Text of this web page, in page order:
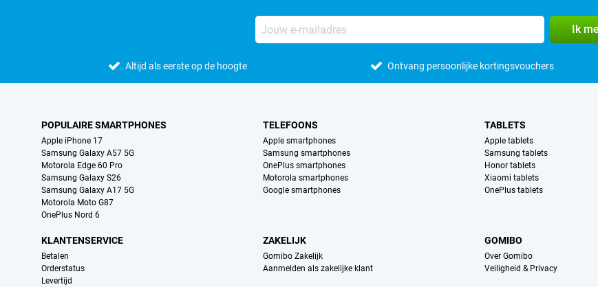
Ik
Altijd als eerste op de hoogte Ontvang persoonlijke kortingsvouchers
POPULAIRE SMARTPHONES
Apple iPhone 17
Samsung Galaxy A57 5G
Motorola Edge 60 Pro
Samsung Galaxy S26
Samsung Galaxy A17 5G
Motorola Moto G87
OnePlus Nord 6
TELEFOONS
Apple smartphones
Samsung smartphones
OnePlus smartphones
Motorola smartphones
Google smartphones
TABLETS
Apple tablets
Samsung tablets
Honor tablets
Xiaomi tablets
OnePlus tablets
KLANTENSERVICE
Betalen
Orderstatus
Levertijd
ZAKELIJK
Gomibo Zakelijk
Aanmelden als zakelijke klant
GOMIBO
Over Gomibo
Veiligheid & Privacy